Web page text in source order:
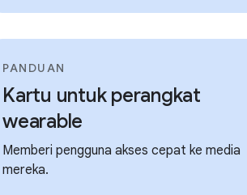
PANDUAN
Kartu untuk perangkat
wearable
Memberi pengguna akses cepat ke media
mereka.